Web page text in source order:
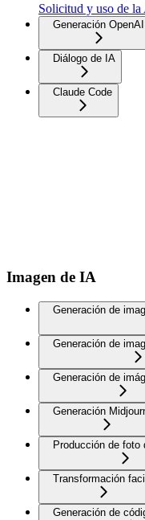
Solicitud y uso de
Generación OpenAI
Diálogo de IA
Claude Code
Imagen de IA
Generación de
Generación de
Generación de
Generación
Producción de foto
Transformación
Generación de